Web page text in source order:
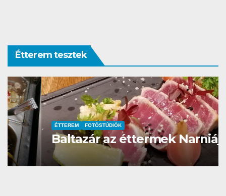
Étterem tesztek
ÉTTEREM FOTÓSTÚDIÓK
Baltazár az éttermek Narniája